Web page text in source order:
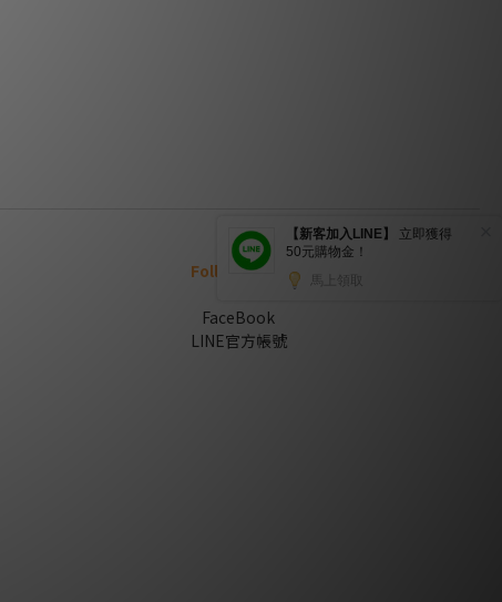
Follow us on
FaceBook
LINE官方帳號